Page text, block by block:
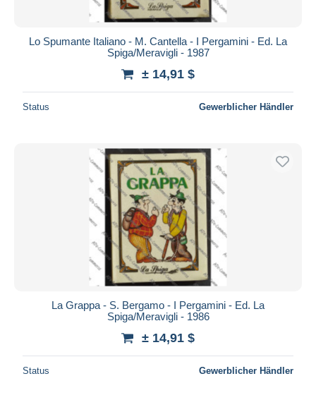
Lo Spumante Italiano - M. Cantella - I Pergamini - Ed. La
Spiga/Meravigli - 1987
± 14,91 $
Status Gewerblicher Händler
La Grappa - S. Bergamo - I Pergamini - Ed. La
Spiga/Meravigli - 1986
± 14,91 $
Status Gewerblicher Händler